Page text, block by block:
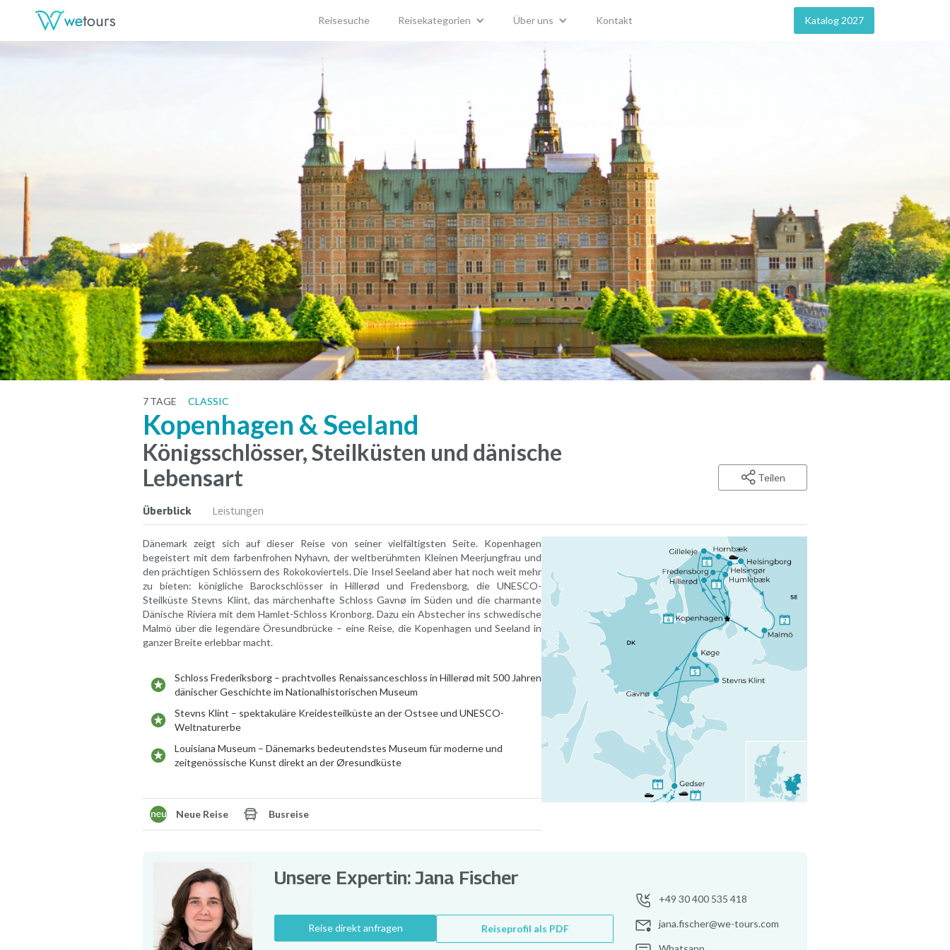
Reisesuche Reisekategorien Über uns Kontakt Katalog 2027
7TAGE CLASSIC
Kopenhagen & Seeland
Königsschlösser, Steilküsten und dänische
Lebensart
Teilen
Überblick Leistungen
Dänemark zeigt sich auf dieser Reise von seiner vielfältigsten Seite. Kopenhagen
begeistert mit dem farbenfrohen Nyhavn, der weltberühmten Kleinen Meerjungfrau und
den prächtigen Schlössern des Rokokoviertels. Die Insel Seeland aber hat noch weit mehr
zu bieten: königliche Barockschlösser in Hillerød und Fredensborg, die UNESCO-
Steilküste Stevns Klint, das märchenhafte Schloss Gavnø im Süden und die charmante
Dänische Riviera mit dem Hamlet-Schloss Kronborg. Dazu ein Abstecher ins schwedische
Malmö über die legendäre Öresundbrücke – eine Reise, die Kopenhagen und Seeland in
ganzer Breite erlebbar macht.
Schloss Frederiksborg – prachtvolles Renaissanceschloss in Hillerød mit 500 Jahren
dänischer Geschichte im Nationalhistorischen Museum
Stevns Klint – spektakuläre Kreidesteilküste an der Ostsee und UNESCO-
Weltnaturerbe
Louisiana Museum – Dänemarks bedeutendstes Museum für moderne und
zeitgenössische Kunst direkt an der Øresundküste
Neue Reise Busreise
Unsere Expertin: Jana Fischer
Reise direkt anfragen Reiseprofil als PDF
+49 30 400 535 418
jana.fischer@we-tours.com